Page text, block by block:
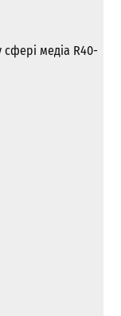
сфері медіа R40-